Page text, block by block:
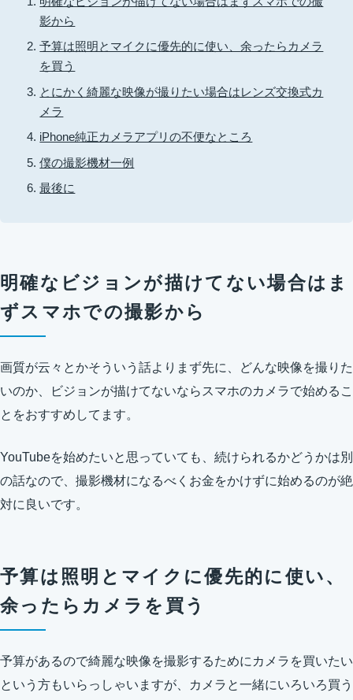
影から
予算は照明とマイクに優先的に使い、余ったらカメラ
を買う
とにかく綺麗な映像が撮りたい場合はレンズ交換式カ
メラ
iPhone純正カメラアプリの不便なところ
僕の撮影機材一例
最後に
明確なビジョンが描けてない場合はま
ずスマホでの撮影から
画質が云々とかそういう話よりまず先に、どんな映像を撮りた
いのか、ビジョンが描けてないならスマホのカメラで始めるこ
とをおすすめしてます。
YouTubeを始めたいと思っていても、続けられるかどうかは別
の話なので、撮影機材になるべくお金をかけずに始めるのが絶
対に良いです。
予算は照明とマイクに優先的に使い、
余ったらカメラを買う
予算があるので綺麗な映像を撮影するためにカメラを買いたい
という方もいらっしゃいますが、カメラと一緒にいろいろ買う